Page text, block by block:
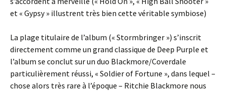
et « Gypsy » illustrent très bien cette véritable symbiose)
La plage titulaire de l’album (« Stormbringer ») s’inscrit
directement comme un grand classique de Deep Purple et
l’album se conclut sur un duo Blackmore/Coverdale
particulièrement réussi, « Soldier of Fortune », dans lequel –
chose alors très rare à l’époque – Ritchie Blackmore nous